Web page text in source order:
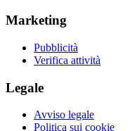
Marketing
Pubblicità
Verifica attività
Legale
Avviso legale
Politica sui cookie